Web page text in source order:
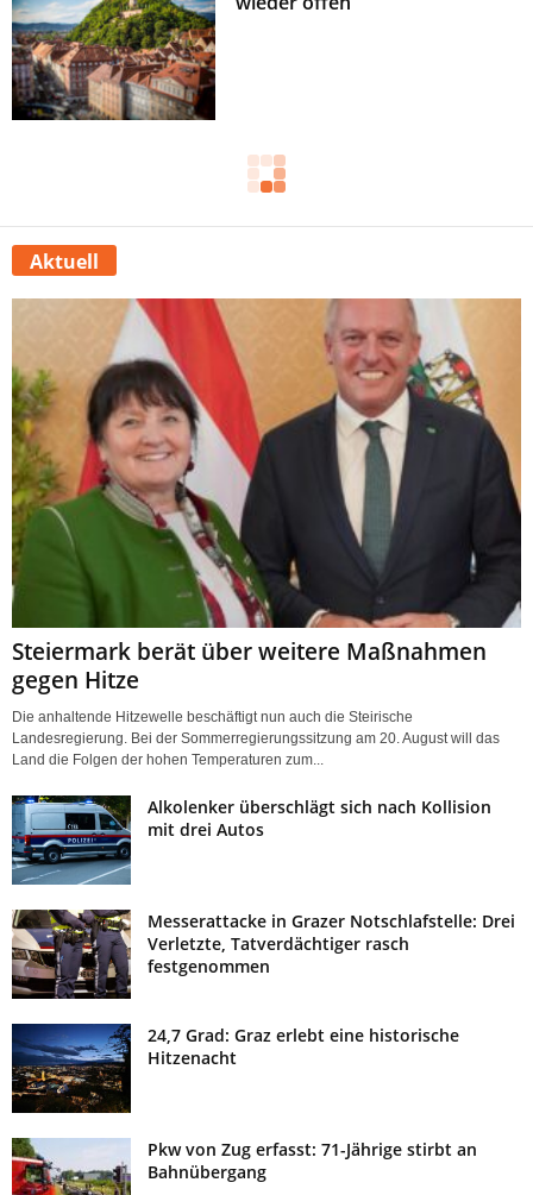
Aktuell
Steiermark berät über weitere Maßnahmen
gegen Hitze
Die anhaltende Hitzewelle beschäftigt nun auch die Steirische
Landesregierung. Bei der Sommerregierungssitzung am 20. August will das
Land die Folgen der hohen Temperaturen zum...
Alkolenker überschlägt sich nach Kollision
mit drei Autos
Messerattacke in Grazer Notschlafstelle: Drei
Verletzte, Tatverdächtiger rasch
festgenommen
24,7 Grad: Graz erlebt eine historische
Hitzenacht
Pkw von Zug erfasst: 71-Jährige stirbt an
Bahnübergang